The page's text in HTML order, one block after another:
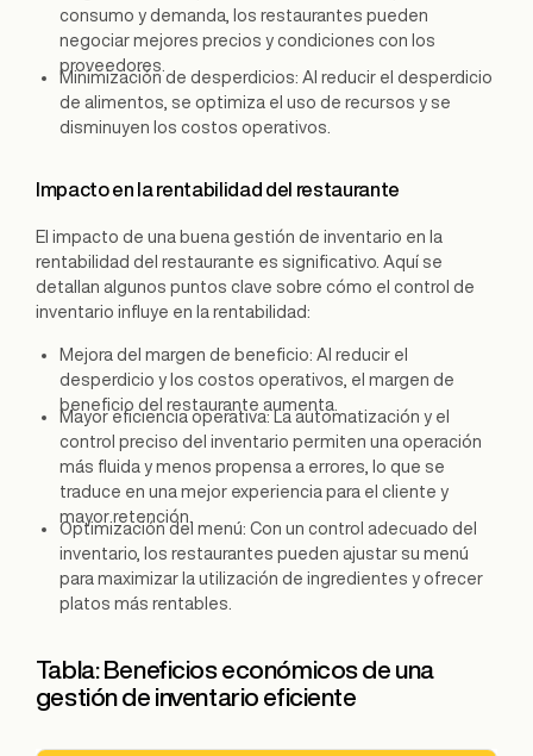
consumo y demanda, los restaurantes pueden
negociar mejores precios y condiciones con los
proveedores.
Minimización de desperdicios: Al reducir el desperdicio
de alimentos, se optimiza el uso de recursos y se
disminuyen los costos operativos.
Impacto en la rentabilidad del restaurante
El impacto de una buena gestión de inventario en la
rentabilidad del restaurante es significativo. Aquí se
detallan algunos puntos clave sobre cómo el control de
inventario influye en la rentabilidad:
Mejora del margen de beneficio: Al reducir el
desperdicio y los costos operativos, el margen de
beneficio del restaurante aumenta.
Mayor eficiencia operativa: La automatización y el
control preciso del inventario permiten una operación
más fluida y menos propensa a errores, lo que se
traduce en una mejor experiencia para el cliente y
mayor retención.
Optimización del menú: Con un control adecuado del
inventario, los restaurantes pueden ajustar su menú
para maximizar la utilización de ingredientes y ofrecer
platos más rentables.
Tabla: Beneficios económicos de una
gestión de inventario eficiente